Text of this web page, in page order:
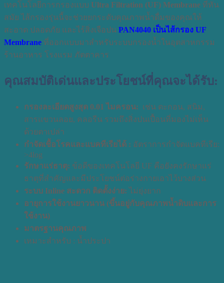
เทคโนโลยีการกรองแบบ Ultra Filtration (UF) Membrane ที่ทัน
สมัย ไส้กรองรุ่นนี้จะช่วยยกระดับคุณภาพน้ำดื่มของคุณให้
สะอาด ปลอดภัย และไร้สิ่งเจือปน PAN4040 เป็นไส้กรอง UF
Membrane ที่ออกแบบมาสำหรับระบบกรองน้ำในอุตสาหกรรม
ร้านอาหาร โรงแรม ภัตตาคาร
คุณสมบัติเด่นและประโยชน์ที่คุณจะได้รับ:
กรองละเอียดสูงสุด 0.01 ไมครอน: เช่น ตะกอน, สนิม,
สารแขวนลอย, คลอรีน รวมถึงสิ่งปนเปื้อนที่มองไม่เห็น
ด้วยตาเปล่า
กำจัดเชื้อโรคและแบคทีเรียได้ : อัตราการกำจัดแบคทีเรีย:
>4log
รักษาแร่ธาตุ: ข้อดีของเทคโนโลยี UF คือยังคงรักษาแร่
ธาตุที่สำคัญและมีประโยชน์ต่อร่างกายเอาไว้บางส่วน
ระบบ Inline สะดวก ติดตั้งง่าย: ไม่ยุ่งยาก
อายุการใช้งานยาวนาน (ขึ้นอยู่กับคุณภาพน้ำดิบและการ
ใช้งาน)
มาตรฐานคุณภาพ
เหมาะสำหรับ : น้ำประปา